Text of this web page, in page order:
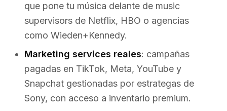
que pone tu música delante de music
supervisors de Netflix, HBO o agencias
como Wieden+Kennedy.
Marketing services reales: campañas
pagadas en TikTok, Meta, YouTube y
Snapchat gestionadas por estrategas de
Sony, con acceso a inventario premium.